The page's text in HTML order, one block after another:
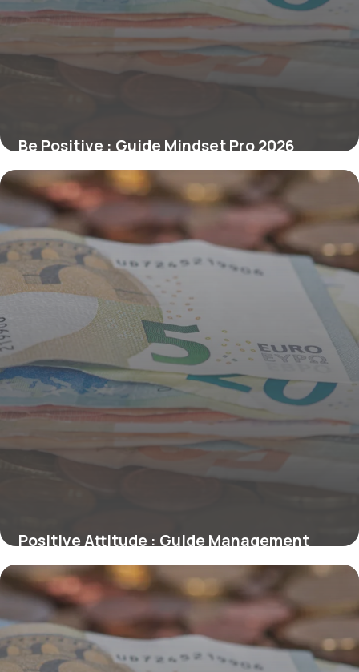
Be Positive : Guide Mindset Pro 2026
1 juillet 2026
Positive Attitude : Guide Management
2026
30 juin 2026